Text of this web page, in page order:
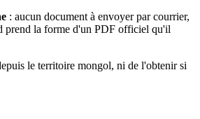
: aucun document à envoyer par courrier,
prend la forme d'un PDF officiel qu'il
le territoire mongol, ni de l'obtenir si